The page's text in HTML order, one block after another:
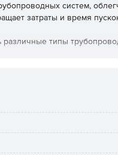
систем,
затраты и время
различные типы